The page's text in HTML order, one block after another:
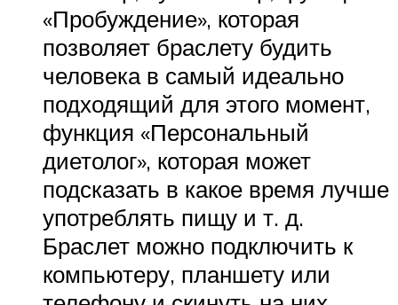
«Пробуждение», которая
позволяет браслету будить
человека в самый идеально
подходящий для этого момент,
функция «Персональный
диетолог», которая может
подсказать в какое время лучше
употреблять пищу и т. д.
Браслет можно подключить к
компьютеру, планшету или